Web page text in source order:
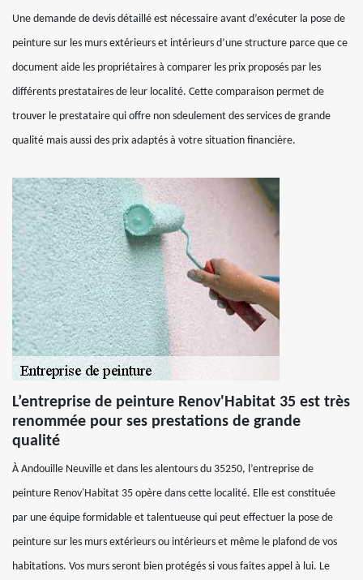
Une demande de devis détaillé est nécessaire avant d’exécuter la pose de
peinture sur les murs extérieurs et intérieurs d’une structure parce que ce
document aide les propriétaires à comparer les prix proposés par les
différents prestataires de leur localité. Cette comparaison permet de
trouver le prestataire qui offre non sdeulement des services de grande
qualité mais aussi des prix adaptés à votre situation financière.
L’entreprise de peinture Renov'Habitat 35 est très
renommée pour ses prestations de grande
qualité
À Andouille Neuville et dans les alentours du 35250, l’entreprise de
peinture Renov'Habitat 35 opère dans cette localité. Elle est constituée
par une équipe formidable et talentueuse qui peut effectuer la pose de
peinture sur les murs extérieurs ou intérieurs et même le plafond de vos
habitations. Vos murs seront bien protégés si vous faites appel à lui. Le